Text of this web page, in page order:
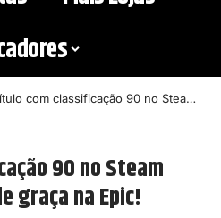
com classificação 90 no Steam pode ser baixado de graça na Epic!
90 no Steam
graça na Epic!